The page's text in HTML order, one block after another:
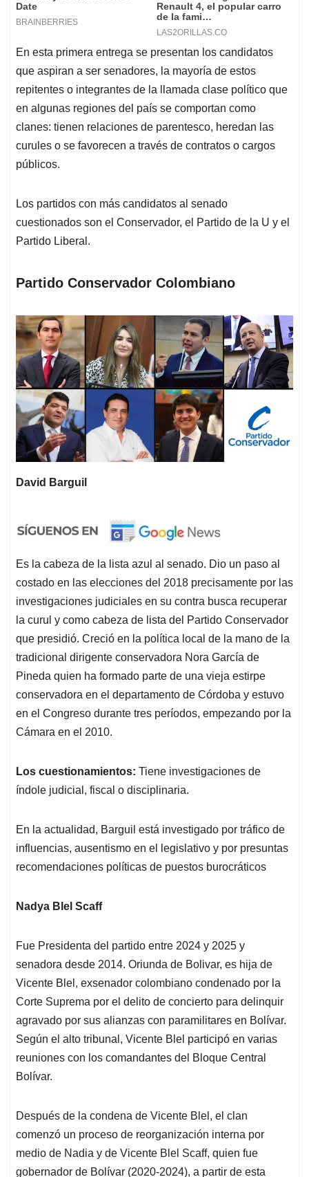
En esta primera entrega se presentan los candidatos
que aspiran a ser senadores, la mayoría de estos
repitentes o integrantes de la llamada clase político que
en algunas regiones del país se comportan como
clanes: tienen relaciones de parentesco, heredan las
curules o se favorecen a través de contratos o cargos
públicos.
Los partidos con más candidatos al senado
cuestionados son el Conservador, el Partido de la U y el
Partido Liberal.
Partido Conservador Colombiano
David Barguil
Es la cabeza de la lista azul al senado. Dio un paso al
costado en las elecciones del 2018 precisamente por las
investigaciones judiciales en su contra busca recuperar
la curul y como cabeza de lista del Partido Conservador
que presidió. Creció en la política local de la mano de la
tradicional dirigente conservadora Nora García de
Pineda quien ha formado parte de una vieja estirpe
conservadora en el departamento de Córdoba y estuvo
en el Congreso durante tres períodos, empezando por la
Cámara en el 2010.
Los cuestionamientos: Tiene investigaciones de
índole judicial, fiscal o disciplinaria.
En la actualidad, Barguil está investigado por tráfico de
influencias, ausentismo en el legislativo y por presuntas
recomendaciones políticas de puestos burocráticos
Nadya Blel Scaff
Fue Presidenta del partido entre 2024 y 2025 y
senadora desde 2014. Oriunda de Bolivar, es hija de
Vicente Blel, exsenador colombiano condenado por la
Corte Suprema por el delito de concierto para delinquir
agravado por sus alianzas con paramilitares en Bolívar.
Según el alto tribunal, Vicente Blel participó en varias
reuniones con los comandantes del Bloque Central
Bolívar.
Después de la condena de Vicente Blel, el clan
comenzó un proceso de reorganización interna por
medio de Nadia y de Vicente Blel Scaff, quien fue
gobernador de Bolívar (2020-2024), a partir de esta